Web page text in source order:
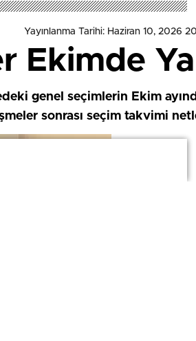
Yayınlanma Tarihi: Haziran 10, 2026
Ekimde
genel seçimlerin Ekim
sonrası seçim takvimi